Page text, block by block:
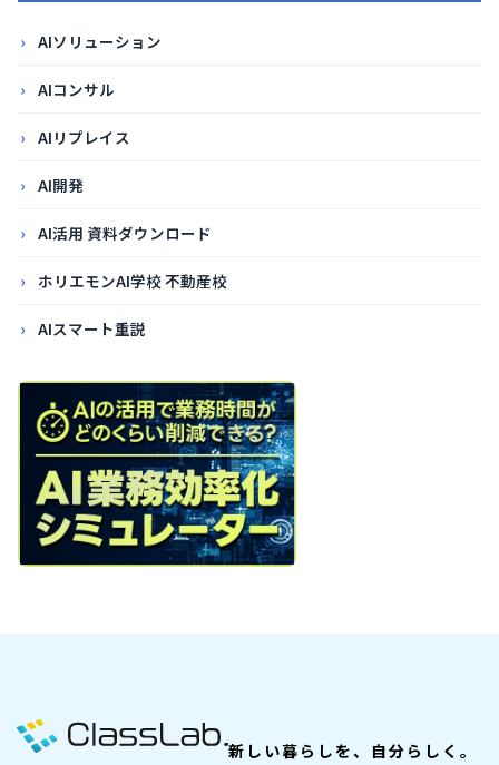
AIソリューション
AIコンサル
AIリプレイス
AI開発
AI活用 資料ダウンロード
ホリエモンAI学校 不動産校
AIスマート重説
新しい暮らしを、自分らしく。